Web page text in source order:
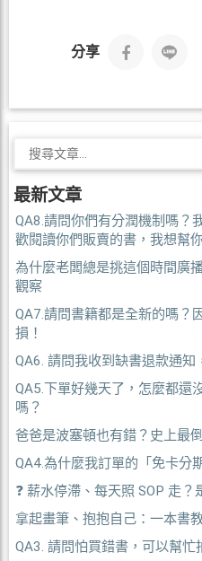
分享
最新文章
QA8.請問你們有分潤機制嗎？
歡閱讀你們販賣的書，我想幫
為什麼老闆總是挑這個時間廣
觀察
QA7.請問書籍都是全新的嗎？
損！
QA6. 請問我收到缺書退款通
QA5.下單好幾天了，怎麼都還
嗎？
爸爸是波塞頓也有錯？史上最
QA4.為什麼我訂單的「免卡分
❓ 薪水停滯、每天照 SOP 走
拿起畫筆、抱抱自己：一本書
QA3. 請問怕買錯書，可以幫忙